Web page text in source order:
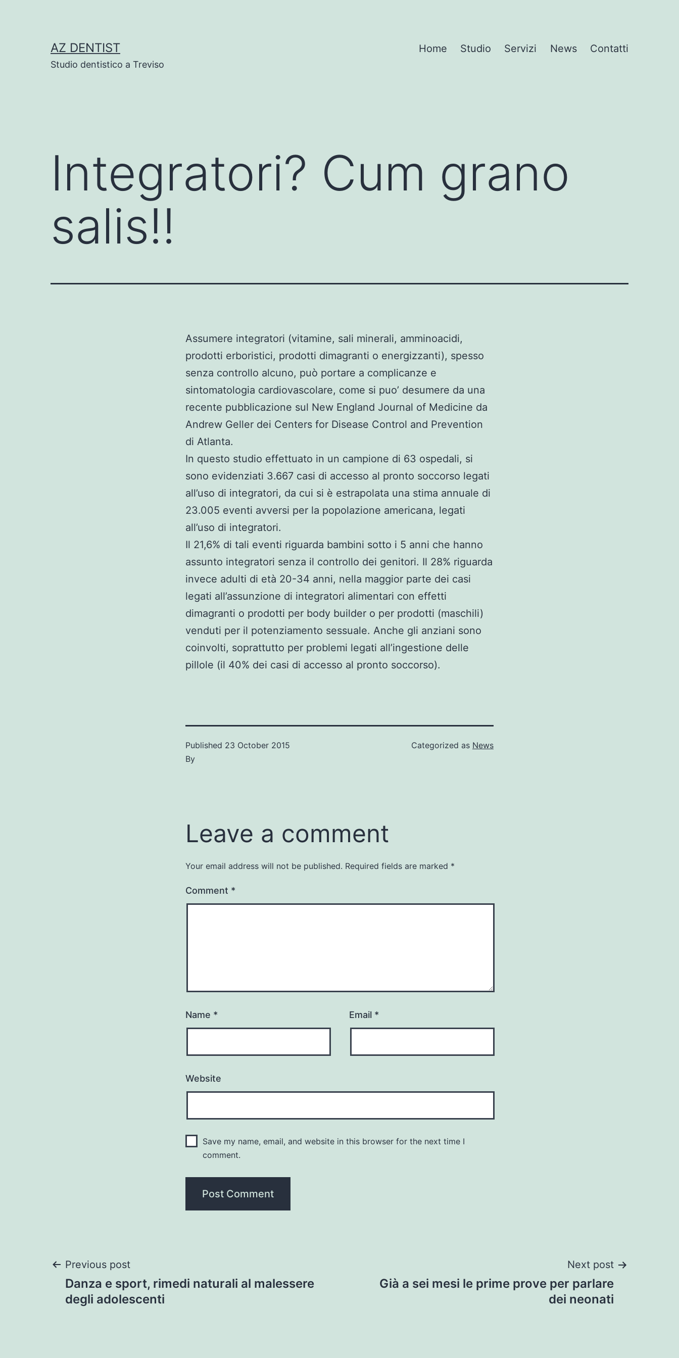
AZ DENTIST
Studio dentistico a Treviso
Home Studio Servizi News Contatti
Integratori? Cum grano
salis!!
Assumere integratori (vitamine, sali minerali, amminoacidi,
prodotti erboristici, prodotti dimagranti o energizzanti), spesso
senza controllo alcuno, può portare a complicanze e
sintomatologia cardiovascolare, come si puo’ desumere da una
recente pubblicazione sul New England Journal of Medicine da
Andrew Geller dei Centers for Disease Control and Prevention
di Atlanta.
In questo studio effettuato in un campione di 63 ospedali, si
sono evidenziati 3.667 casi di accesso al pronto soccorso legati
all’uso di integratori, da cui si è estrapolata una stima annuale di
23.005 eventi avversi per la popolazione americana, legati
all’uso di integratori.
Il 21,6% di tali eventi riguarda bambini sotto i 5 anni che hanno
assunto integratori senza il controllo dei genitori. Il 28% riguarda
invece adulti di età 20-34 anni, nella maggior parte dei casi
legati all’assunzione di integratori alimentari con effetti
dimagranti o prodotti per body builder o per prodotti (maschili)
venduti per il potenziamento sessuale. Anche gli anziani sono
coinvolti, soprattutto per problemi legati all’ingestione delle
pillole (il 40% dei casi di accesso al pronto soccorso).
Published 23 October 2015
By
Categorized as News
Leave a comment
Your email address will not be published. Required fields are marked *
Comment *
Name * Email *
Website
Save my name, email, and website in this browser for the next time I
comment.
Post
navigation
Previous post
Danza e sport, rimedi naturali al malessere
degli adolescenti
Next post
Già a sei mesi le prime prove per parlare
dei neonati